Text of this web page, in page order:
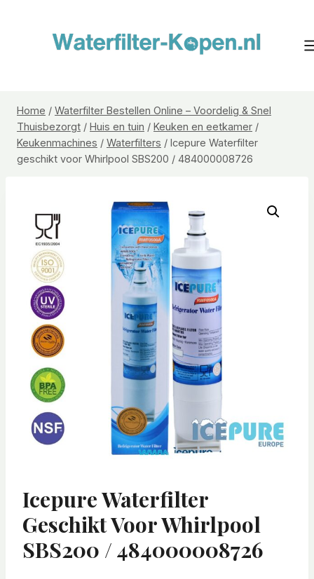
Home / Waterfilter Bestellen Online – Voordelig & Snel
Thuisbezorgt / Huis en tuin / Keuken en eetkamer /
Keukenmachines / Waterfilters / Icepure Waterfilter
geschikt voor Whirlpool SBS200 / 484000008726
Icepure Waterfilter
Geschikt Voor Whirlpool
SBS200 / 484000008726